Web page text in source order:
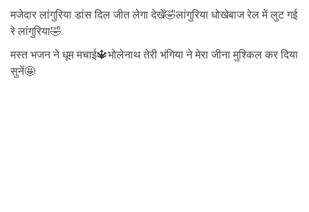
मजेदार लांगुरिया डांस दिल जीत लेगा देखें🤣लांगुरिया धोखेबाज रेल में लुट गई
रे लांगुरिया🤣
मस्त भजन ने धूम मचाई🔱भोलेनाथ तेरी भंगिया ने मेरा जीना मुश्किल कर दिया
सुनें🤩